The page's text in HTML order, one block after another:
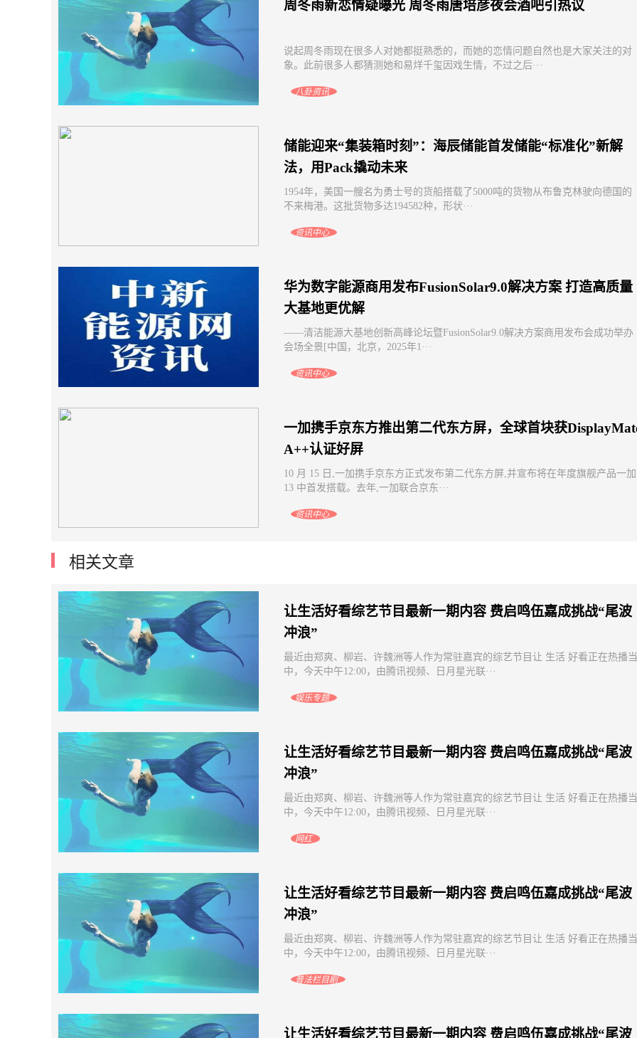
周冬雨新恋情疑曝光 周冬雨唐培彦夜会酒吧引热议
说起周冬雨现在很多人对她都挺熟悉的，而她的恋情问题自然也是大家关注的对
象。此前很多人都猜测她和易烊千玺因戏生情，不过之后···
八卦资讯
储能迎来“集装箱时刻”：海辰储能首发储能“标准化”新解
法，用Pack撬动未来
1954年，美国一艘名为勇士号的货船搭载了5000吨的货物从布鲁克林驶向德国的
不来梅港。这批货物多达194582种，形状···
资讯中心
华为数字能源商用发布FusionSolar9.0解决方案 打造高质量
大基地更优解
——清洁能源大基地创新高峰论坛暨FusionSolar9.0解决方案商用发布会成功举办
会场全景[中国，北京，2025年1···
资讯中心
一加携手京东方推出第二代东方屏，全球首块获
A++认证好屏
10 月 15 日,一加携手京东方正式发布第二代东方屏,并宣布将在年度旗舰产品一加
13 中首发搭载。去年,一加联合京东···
资讯中心
相关文章
让生活好看综艺节目最新一期内容 费启鸣伍嘉成挑战“尾波
冲浪”
最近由郑爽、柳岩、许魏洲等人作为常驻嘉宾的综艺节目让 生活 好看正在热播当
中，今天中午12:00，由腾讯视频、日月星光联···
娱乐专题
让生活好看综艺节目最新一期内容 费启鸣伍嘉成挑战“尾波
冲浪”
最近由郑爽、柳岩、许魏洲等人作为常驻嘉宾的综艺节目让 生活 好看正在热播当
中，今天中午12:00，由腾讯视频、日月星光联···
网红
让生活好看综艺节目最新一期内容 费启鸣伍嘉成挑战“尾波
冲浪”
最近由郑爽、柳岩、许魏洲等人作为常驻嘉宾的综艺节目让 生活 好看正在热播当
中，今天中午12:00，由腾讯视频、日月星光联···
普法栏目剧
让生活好看综艺节目最新一期内容 费启鸣伍嘉成挑战“尾波